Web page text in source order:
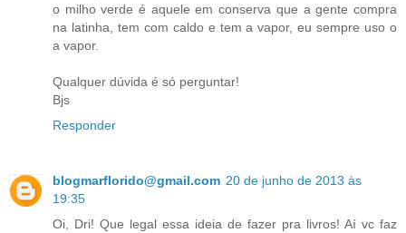
o milho verde é aquele em conserva que a gente compra
na latinha, tem com caldo e tem a vapor, eu sempre uso o
a vapor.
Qualquer dúvida é só perguntar!
Bjs
Responder
blogmarflorido@gmail.com 20 de junho de 2013 às
19:35
Oi, Dri! Que legal essa ideia de fazer pra livros! Aí vc faz